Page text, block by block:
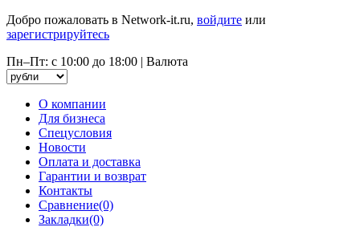
Добро пожаловать в Network-it.ru, войдите или
зарегистрируйтесь
Пн–Пт: с 10:00 до 18:00 | Валюта
О компании
Для бизнеса
Спецусловия
Новости
Оплата и доставка
Гарантии и возврат
Контакты
Сравнение(0)
Закладки(0)